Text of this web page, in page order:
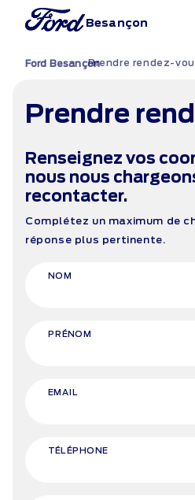
Besançon
Ford Besançon
›
Prendre rendez-
Prendre
Renseignez vos
nous nous
recontacter.
Complétez un maximum de
réponse plus pertinente.
NOM
PRÉNOM
EMAIL
TÉLÉPHONE